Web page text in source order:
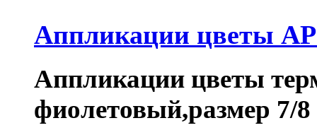
Аппликации цветы
Аппликации цветы
фиолетовый,размер 7/8